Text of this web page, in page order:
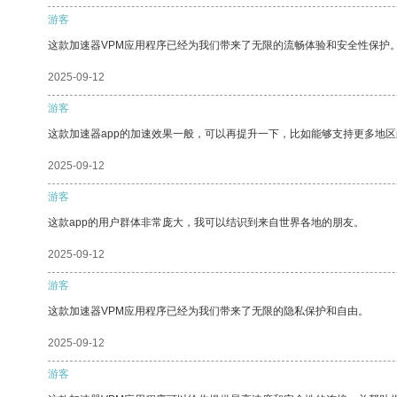
游客
这款加速器VPM应用程序已经为我们带来了无限的流畅体验和安全性保护。
2025-09-12
游客
这款加速器app的加速效果一般，可以再提升一下，比如能够支持更多地区
2025-09-12
游客
这款app的用户群体非常庞大，我可以结识到来自世界各地的朋友。
2025-09-12
游客
这款加速器VPM应用程序已经为我们带来了无限的隐私保护和自由。
2025-09-12
游客